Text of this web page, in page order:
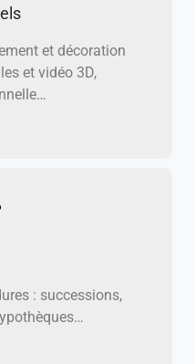
et décoration
et vidéo 3D,
: successions,